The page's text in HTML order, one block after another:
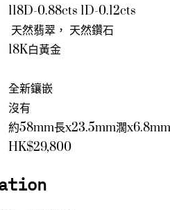
118D-0.88cts 1D-0.12cts
天然翡翠， 天然鑽石
18K白黃金
全新鑲嵌
沒有
約58mm長x23.5mm濶
HK$29,800